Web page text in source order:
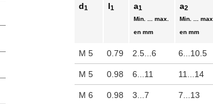
d1 l1 a1
Min. ... max.
en mm
a2
Min. ... max.
en mm
M 5 0.79 2.5...6 6...10.5
M 5 0.98 6...11 11...14
M 6 0.98 3...7 7...13